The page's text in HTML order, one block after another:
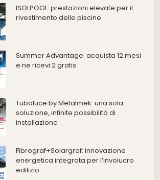
Accessori
Antincendio e sicurezza
Attrezzature manuali
Cappe d'aspirazione
Consolidamento
Deumidificazione
Domotica e impianti elettrici
Energie rinnovabili
Impermeabilizzazione
Impianti idrici e depurazione
Impianti termici e climatizzazione
ISOLPOOL: prestazioni elevate per il
rivestimento delle piscine
Summer Advantage: acquista 12 mesi
e ne ricevi 2 gratis
Tuboluce by Metalmek: una sola
soluzione, infinite possibilità di
installazione
Fibrograf+Solargraf: innovazione
energetica integrata per l’involucro
edilizio